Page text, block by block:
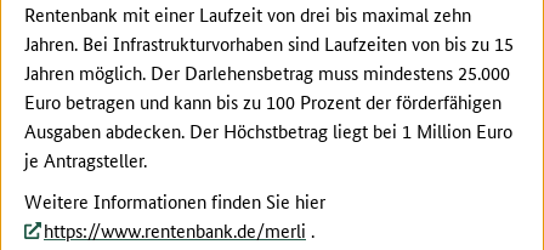
Rentenbank mit einer Laufzeit von drei bis maximal zehn
Jahren. Bei Infrastrukturvorhaben sind Laufzeiten von bis zu 15
Jahren möglich. Der Darlehensbetrag muss mindestens 25.000
Euro betragen und kann bis zu 100 Prozent der förderfähigen
Ausgaben abdecken. Der Höchstbetrag liegt bei 1 Million Euro
je Antragsteller.
Weitere Informationen finden Sie hier
https://www.rentenbank.de/merli .